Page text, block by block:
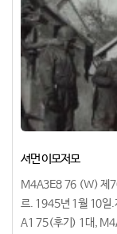
셔먼 이모저모
M4A3E8 76 (W) 제
르. 1945년 1월 10일
A1 75(후기) 1대,